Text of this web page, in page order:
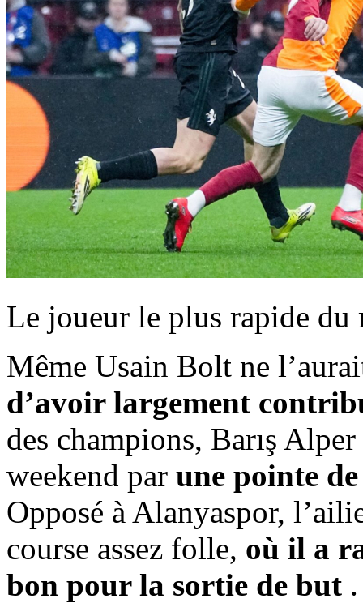
Le joueur le plus rapide du
Même Usain Bolt ne
d’avoir largement
des champions, Barış
weekend par une pointe
Opposé à Alanyaspor,
course assez folle, où il a
bon pour la sortie de but .